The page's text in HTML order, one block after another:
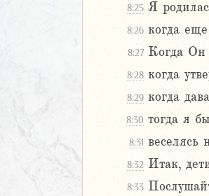
8:25 Я
8:26 когда
8:27 Когда Он
8:28 когда
8:29 когда
8:30 тогда я
8:31 веселясь
8:32 Итак,
8:33